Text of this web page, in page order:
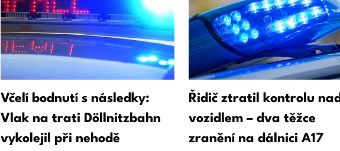
Včelí bodnutí s následky:
Vlak na trati Döllnitzbahn
vykolejil při nehodě
Řidič ztratil kontrolu nad
vozidlem – dva těžce
zranění na dálnici A17